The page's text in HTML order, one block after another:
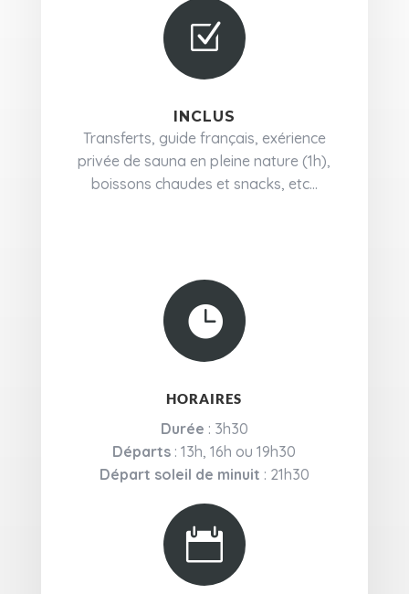
Z
INCLUS
Transferts, guide français, exérience
privée de sauna en pleine nature (1h),
boissons chaudes et snacks, etc...

HORAIRES
Durée : 3h30
Départs : 13h, 16h ou 19h30
Départ soleil de minuit : 21h30
